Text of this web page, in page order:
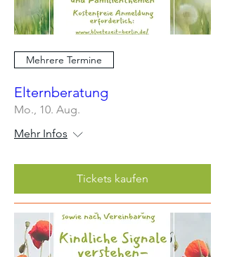
Mehrere Termine
Elternberatung
Mo., 10. Aug.
Mehr Infos
Tickets kaufen